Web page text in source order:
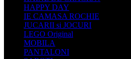
HAPPY DAY
IE CAMASA ROCHIE
JUCARII si JOCURI
LEGO Original
MOBILA
PANTALONI